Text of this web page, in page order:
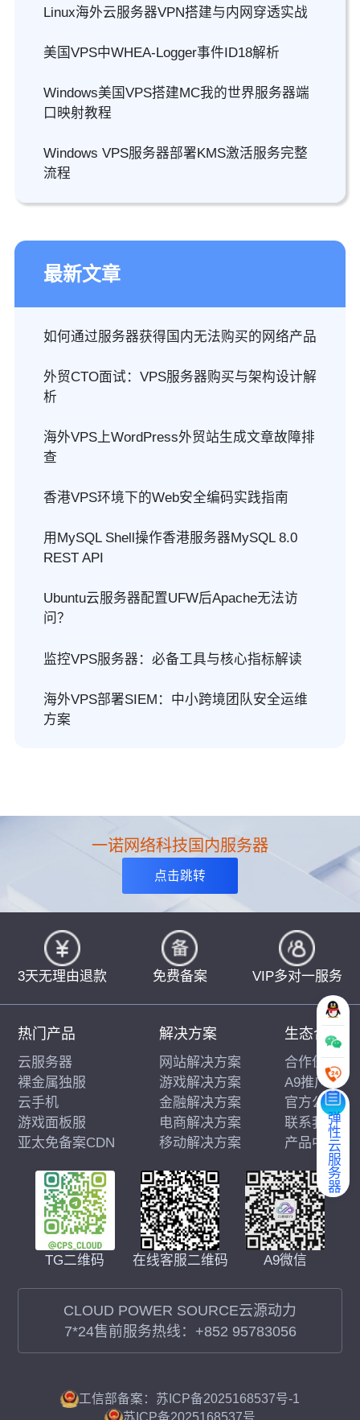
Linux海外云服务器VPN搭建与内网穿透实战
美国VPS中WHEA-Logger事件ID18解析
Windows美国VPS搭建MC我的世界服务器端
口映射教程
Windows VPS服务器部署KMS激活服务完整
流程
最新文章
如何通过服务器获得国内无法购买的网络产品
外贸CTO面试：VPS服务器购买与架构设计解
析
海外VPS上WordPress外贸站生成文章故障排
查
香港VPS环境下的Web安全编码实践指南
用MySQL Shell操作香港服务器MySQL 8.0
REST API
Ubuntu云服务器配置UFW后Apache无法访
问？
监控VPS服务器：必备工具与核心指标解读
海外VPS部署SIEM：中小跨境团队安全运维
方案
弹性云服务器
一诺网络科技国内服务器
点击跳转
3天无理由退款 免费备案 VIP多对一服务
TG二维码 在线客服二维码 A9微信
CLOUD POWER SOURCE云源动力
7*24售前服务热线： +852 95783056
热门产品
云服务器
裸金属独服
云手机
游戏面板服
亚太免备案CDN
解决方案
网站解决方案
游戏解决方案
金融解决方案
电商解决方案
移动解决方案
生态合作
合作伙伴
A9推广
官方公告
联系我们
产品中心
工信部备案：苏ICP备2025168537号-1
苏ICP备2025168537号